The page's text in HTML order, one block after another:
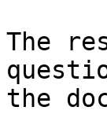
The
the